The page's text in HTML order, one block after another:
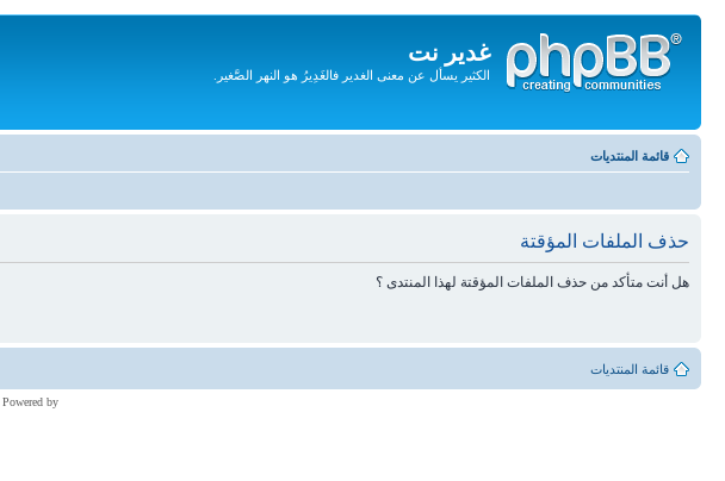
غدير نت
الكثير يسأل عن معنى الغدير فالغَدِيرُ هو النهر الصَّغير.
المحتويات
قائمة المنتديات
حذف الملفات المؤقتة
هل أنت متأكد من حذف الملفات المؤقتة لهذا المنتدى ؟
قائمة المنتديات
Powered by